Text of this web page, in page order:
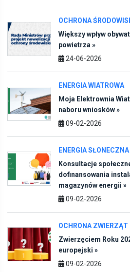
OCHRONA
Większy wpływ
powietrza »
24-06-2026
ENERGIA WIATROWA
Moja Elektrownia
naboru wniosków »
09-02-2026
ENERGIA SŁONECZNA
Konsultacje
dofinansowania
magazynów energii »
09-02-2026
OCHRONA ZWIERZĄT
Zwierzęciem Roku
europejski »
09-02-2026